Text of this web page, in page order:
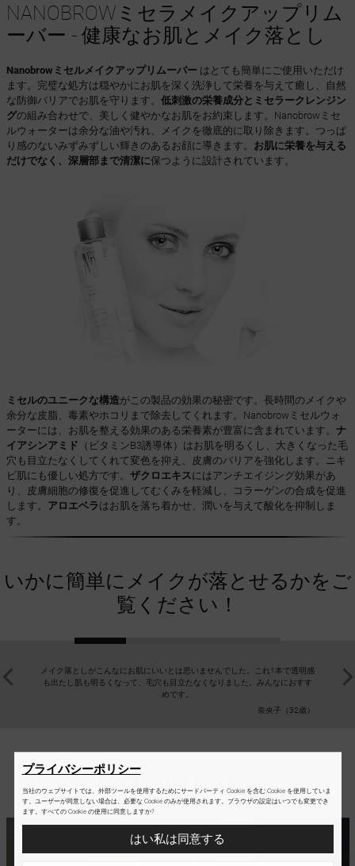
NANOBROWミセラメイクアップリム
ーバー - 健康なお肌とメイク落とし
Nanobrowミセルメイクアップリムーバーはとても簡単にご使用いただけ
ます。完璧な処方は穏やかにお肌を深く洗浄して栄養を与えて癒し、自然
な防御バリアでお肌を守ります。 低刺激の栄養成分とミセラークレンジン
グの組み合わせで、美しく健やかなお肌をお約束します。Nanobrowミセ
ルウォーターは余分な油や汚れ、メイクを徹底的に取り除きます。つっぱ
り感のないみずみずしい輝きのあるお顔に導きます。 お肌に栄養を与える
だけでなく、深層部まで清潔に保つように設計されています。
ミセルのユニークな構造がこの製品の効果の秘密です。長時間のメイクや
余分な皮脂、毒素やホコリまで除去してくれます。Nanobrowミセルウォ
ーターには、お肌を整える効果のある栄養素が豊富に含まれています。 ナ
イアシンアミド （ビタミンB3誘導体）はお肌を明るくし、大きくなった毛
穴も目立たなくしてくれて変色を抑え、皮膚のバリアを強化します。ニキ
ビ肌にも優しい処方です。 ザクロエキスにはアンチエイジング効果があ
り、皮膚細胞の修復を促進してむくみを軽減し、コラーゲンの合成を促進
します。 アロエベラ はお肌を落ち着かせ、潤いを与えて酸化を抑制しま
す。
いかに簡単にメイクが落とせるかをご
覧ください！
メイク落としがこんなにお肌にいいとは思いませんでした。これ1本で透明感
も出たし肌も明るくなって、毛穴も目立たなくなりました。みんなにおすす
めです。
奈央子（32歳）
お肌のク
とすこ
プライバシーポリシー
当社のウェブサイトでは、外部ツールを使用するためにサードパーティ Cookie を含む Cookie を使用していま
す。ユーザーが同意しない場合は、必要な Cookie のみが使用されます。ブラウザの設定はいつでも変更でき
ます。すべての Cookie の使用に同意しますか?
はい私は同意する